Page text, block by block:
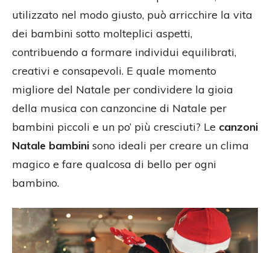
utilizzato nel modo giusto, può arricchire la vita
dei bambini sotto molteplici aspetti,
contribuendo a formare individui equilibrati,
creativi e consapevoli. E quale momento
migliore del Natale per condividere la gioia
della musica con canzoncine di Natale per
bambini piccoli e un po’ più cresciuti? Le canzoni
Natale bambini sono ideali per creare un clima
magico e fare qualcosa di bello per ogni
bambino.